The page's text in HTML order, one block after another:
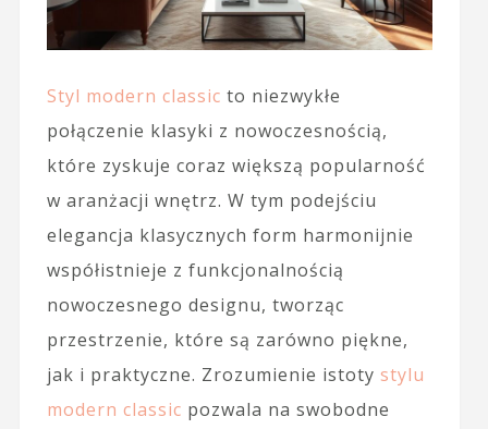
Styl modern classic to niezwykłe
połączenie klasyki z nowoczesnością,
które zyskuje coraz większą popularność
w aranżacji wnętrz. W tym podejściu
elegancja klasycznych form harmonijnie
współistnieje z funkcjonalnością
nowoczesnego designu, tworząc
przestrzenie, które są zarówno piękne,
jak i praktyczne. Zrozumienie istoty stylu
modern classic pozwala na swobodne